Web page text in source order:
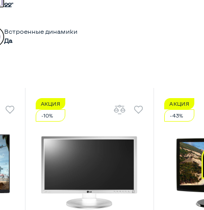
22"
Встроенные динамики
Да
АКЦИЯ
-10%
АКЦИЯ
-43%